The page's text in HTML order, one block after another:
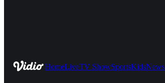
HomeLiveTV ShowSportsKidsNews